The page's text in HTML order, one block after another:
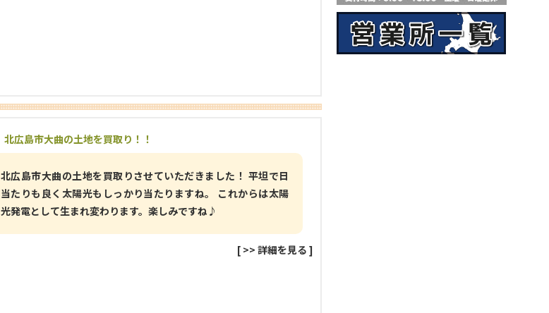
北広島市大曲の土地を買取り！！
北広島市大曲の土地を買取りさせていただきました！ 平坦で日
当たりも良く太陽光もしっかり当たりますね。 これからは太陽
光発電として生まれ変わります。楽しみですね♪
[ >> 詳細を見る ]